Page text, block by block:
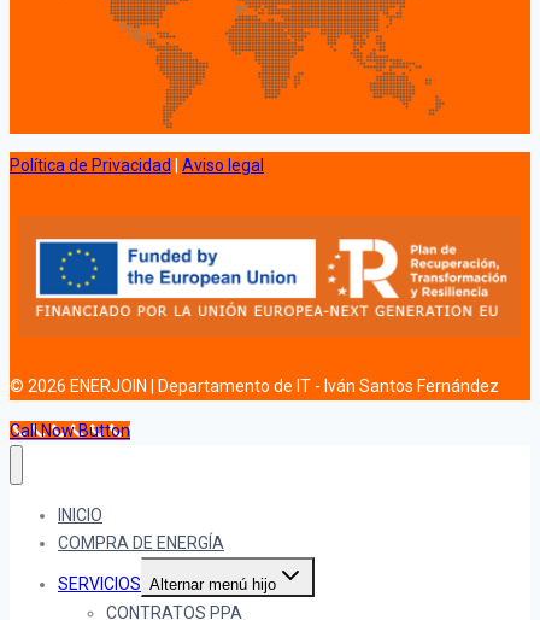
Política de Privacidad Aviso legal
© 2026 ENERJOIN | Departamento de IT - Iván Santos Fernández
Call Now Button
INICIO
COMPRA DE ENERGÍA
SERVICIOS Alternar menú hijo
CONTRATOS PPA